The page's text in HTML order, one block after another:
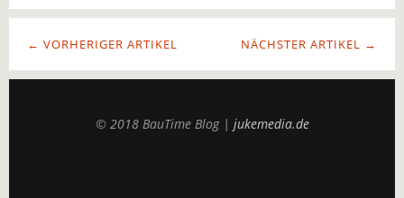
NÄCHSTER ARTIKEL →
← VORHERIGER ARTIKEL
© 2018 BauTime Blog | jukemedia.de